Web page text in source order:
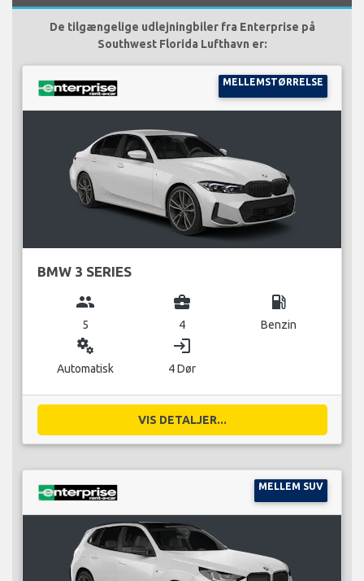
De tilgængelige udlejningbiler fra Enterprise på
Southwest Florida Lufthavn er:
MELLEMSTØRRELSE
BMW 3 SERIES
group
5
business_center
4
local_gas_station
Benzin
miscellaneous_services
Automatisk
login
4 Dør
VIS DETALJER...
MELLEM SUV